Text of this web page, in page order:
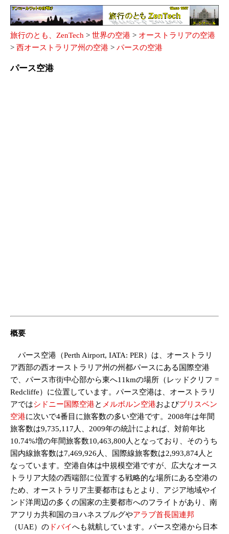
旅行のとも、ZenTech > 世界の空港 > オーストラリアの空港
> 西オーストラリア州の空港 > パースの空港
パース空港
概要
パース空港（Perth Airport, IATA: PER）は、オーストラリ
ア西部の西オーストラリア州の州都パースにある国際空港
で、パース市街中心部から東へ11kmの場所（レッドクリフ =
Redcliffe）に位置しています。パース空港は、オーストラリ
アではシドニー国際空港と メルボルン空港およびブリスベン
空港に次いで4番目に旅客数の多い空港です。2008年は年間
旅客数は9,735,117人、2009年の統計によれば、対前年比
10.74%増の年間旅客数10,463,800人となっており、そのうち
国内線旅客数は7,469,926人、国際線旅客数は2,993,874人と
なっています。空港自体は中規模空港ですが、広大なオース
トラリア大陸の西端部に位置する戦略的な場所にある空港の
ため、オーストラリア主要都市はもとより、アジア地域やイ
ンド洋周辺の多くの国家の主要都市へのフライトがあり、南
アフリカ共和国のヨハネスブルグやアラブ首長国連邦
（UAE）の ドバイへも就航しています。パース空港から日本